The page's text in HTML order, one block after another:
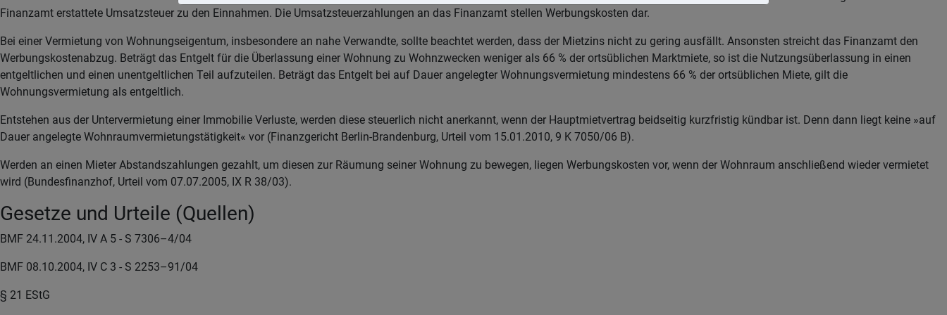
Finanzamt erstattete Umsatzsteuer zu den Einnahmen. Die Umsatzsteuerzahlungen an das Finanzamt stellen Werbungskosten dar.
Bei einer Vermietung von Wohnungseigentum, insbesondere an nahe Verwandte, sollte beachtet werden, dass der Mietzins nicht zu gering ausfällt. Ansonsten streicht das Finanzamt den
Werbungskostenabzug. Beträgt das Entgelt für die Überlassung einer Wohnung zu Wohnzwecken weniger als 66 % der ortsüblichen Marktmiete, so ist die Nutzungsüberlassung in einen
entgeltlichen und einen unentgeltlichen Teil aufzuteilen. Beträgt das Entgelt bei auf Dauer angelegter Wohnungsvermietung mindestens 66 % der ortsüblichen Miete, gilt die
Wohnungsvermietung als entgeltlich.
Entstehen aus der Untervermietung einer Immobilie Verluste, werden diese steuerlich nicht anerkannt, wenn der Hauptmietvertrag beidseitig kurzfristig kündbar ist. Denn dann liegt keine »auf
Dauer angelegte Wohnraumvermietungstätigkeit« vor (Finanzgericht Berlin-Brandenburg, Urteil vom 15.01.2010, 9 K 7050/06 B).
Werden an einen Mieter Abstandszahlungen gezahlt, um diesen zur Räumung seiner Wohnung zu bewegen, liegen Werbungskosten vor, wenn der Wohnraum anschließend wieder vermietet
wird (Bundesfinanzhof, Urteil vom 07.07.2005, IX R 38/03).
Gesetze und Urteile (Quellen)
BMF 24.11.2004, IV A 5 - S 7306–4/04
BMF 08.10.2004, IV C 3 - S 2253–91/04
§ 21 EStG